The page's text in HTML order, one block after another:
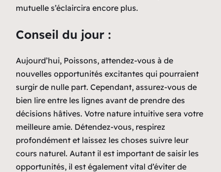
mutuelle s’éclaircira encore plus.
Conseil du jour :
Aujourd’hui, Poissons, attendez-vous à de
nouvelles opportunités excitantes qui pourraient
surgir de nulle part. Cependant, assurez-vous de
bien lire entre les lignes avant de prendre des
décisions hâtives. Votre nature intuitive sera votre
meilleure amie. Détendez-vous, respirez
profondément et laissez les choses suivre leur
cours naturel. Autant il est important de saisir les
opportunités, il est également vital d’éviter de